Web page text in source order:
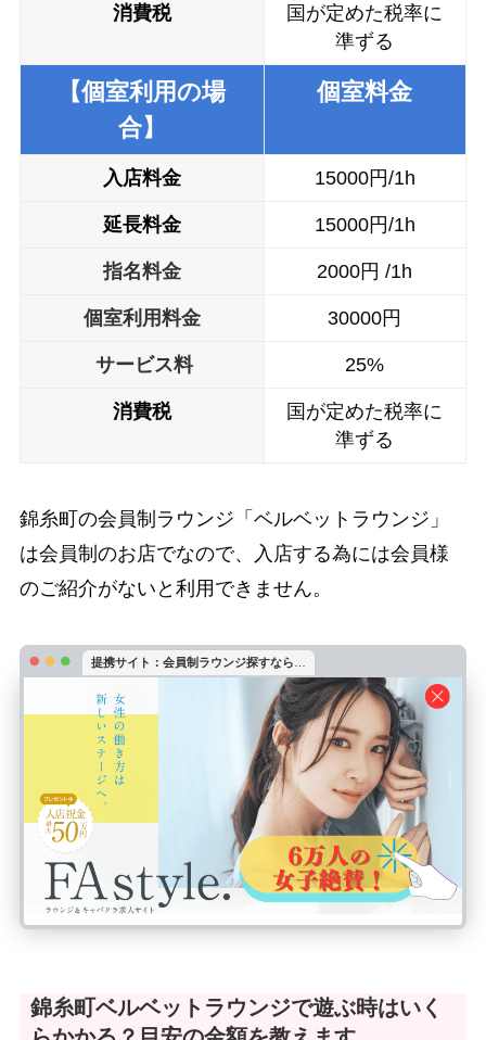
消費税
国が定めた税率に
準ずる
【個室利用の場
合】
個室料金
入店料金 15000円/1h
延長料金 15000円/1h
指名料金 2000円 /1h
個室利用料金 30000円
サービス料 25%
消費税
国が定めた税率に
準ずる
錦糸町の会員制ラウンジ「ベルベットラウンジ」
は会員制のお店でなので、入店する為には会員様
のご紹介がないと利用できません。
提携サイト：会員制ラウンジ探すなら
錦糸町ベルベットラウンジで遊ぶ時はいく